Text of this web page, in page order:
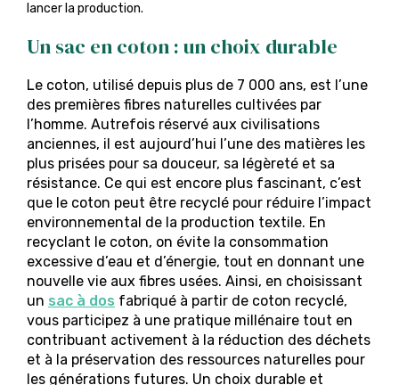
lancer la production.
Un sac en coton : un choix durable
Le coton, utilisé depuis plus de 7 000 ans, est l’une
des premières fibres naturelles cultivées par
l’homme. Autrefois réservé aux civilisations
anciennes, il est aujourd’hui l’une des matières les
plus prisées pour sa douceur, sa légèreté et sa
résistance. Ce qui est encore plus fascinant, c’est
que le coton peut être recyclé pour réduire l’impact
environnemental de la production textile. En
recyclant le coton, on évite la consommation
excessive d’eau et d’énergie, tout en donnant une
nouvelle vie aux fibres usées. Ainsi, en choisissant
un sac à dos fabriqué à partir de coton recyclé,
vous participez à une pratique millénaire tout en
contribuant activement à la réduction des déchets
et à la préservation des ressources naturelles pour
les générations futures. Un choix durable et